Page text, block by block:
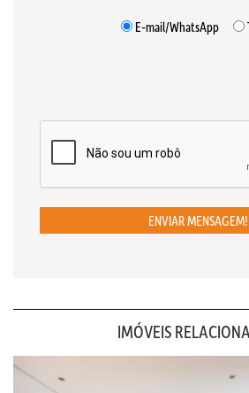
E-mail/WhatsApp
ENVIAR MENSAGEM!
IMÓVEIS